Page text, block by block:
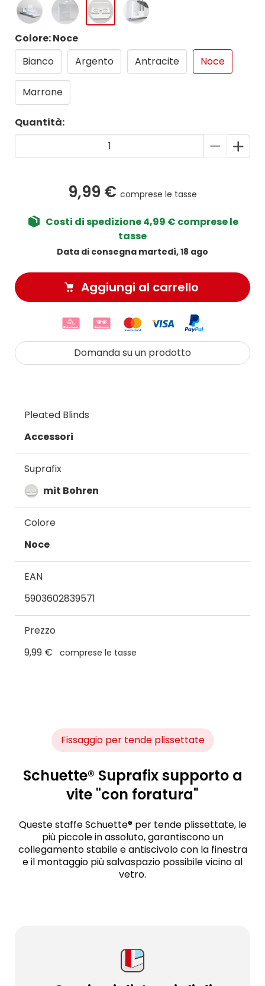
Colore: Noce
Bianco
Argento Antracite Noce
Marrone
Quantità:
9,99 € comprese le tasse
Costi di spedizione 4,99 € comprese le
tasse
Data di consegna martedì, 18 ago
Aggiungi al carrello
Domanda su un prodotto
Pleated Blinds
Accessori
Suprafix
mit Bohren
Colore
Noce
EAN
5903602839571
Prezzo
9,99 € comprese le tasse
Fissaggio per tende plissettate
Schuette® Suprafix supporto a
vite "con foratura"
Queste staffe Schuette® per tende plissettate, le
più piccole in assoluto, garantiscono un
collegamento stabile e antiscivolo con la finestra
e il montaggio più salvaspazio possibile vicino al
vetro.